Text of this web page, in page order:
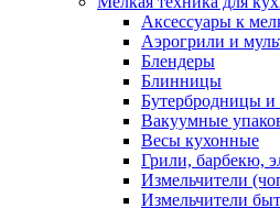
Аксессуары к
Аэрогрили и
Блендеры
Блинницы
Бутербродницы
Вакуумные
Весы кухонные
Грили, барбекю,
Измельчители
Измельчители